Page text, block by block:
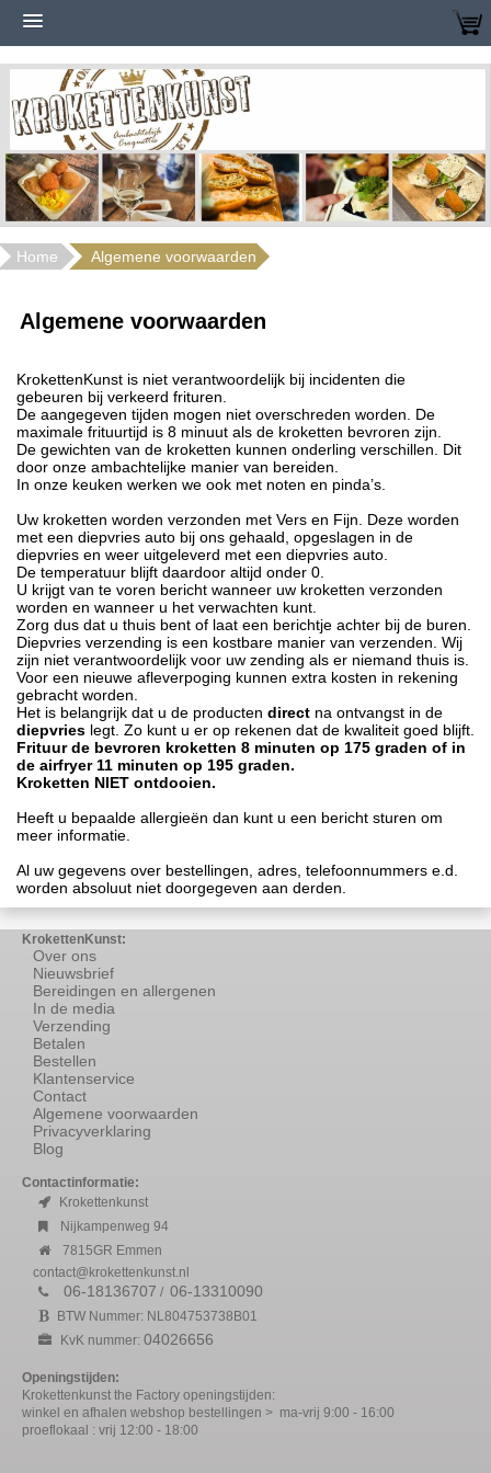
Home Algemene voorwaarden
Algemene voorwaarden
KrokettenKunst is niet verantwoordelijk bij incidenten die
gebeuren bij verkeerd frituren.
De aangegeven tijden mogen niet overschreden worden. De
maximale frituurtijd is 8 minuut als de kroketten bevroren zijn.
De gewichten van de kroketten kunnen onderling verschillen. Dit
door onze ambachtelijke manier van bereiden.
In onze keuken werken we ook met noten en pinda’s.
Uw kroketten worden verzonden met Vers en Fijn. Deze worden
met een diepvries auto bij ons gehaald, opgeslagen in de
diepvries en weer uitgeleverd met een diepvries auto.
De temperatuur blijft daardoor altijd onder 0.
U krijgt van te voren bericht wanneer uw kroketten verzonden
worden en wanneer u het verwachten kunt.
Zorg dus dat u thuis bent of laat een berichtje achter bij de buren.
Diepvries verzending is een kostbare manier van verzenden. Wij
zijn niet verantwoordelijk voor uw zending als er niemand thuis is.
Voor een nieuwe afleverpoging kunnen extra kosten in rekening
gebracht worden.
Het is belangrijk dat u de producten direct na ontvangst in de
diepvries legt. Zo kunt u er op rekenen dat de kwaliteit goed blijft.
Frituur de bevroren kroketten 8 minuten op 175 graden of in
de airfryer 11 minuten op 195 graden.
Kroketten NIET ontdooien.
Heeft u bepaalde allergieën dan kunt u een bericht sturen om
meer informatie.
Al uw gegevens over bestellingen, adres, telefoonnummers e.d.
worden absoluut niet doorgegeven aan derden.
KrokettenKunst:
Over ons
Nieuwsbrief
Bereidingen en allergenen
In de media
Verzending
Betalen
Bestellen
Klantenservice
Contact
Algemene voorwaarden
Privacyverklaring
Blog
Contactinformatie:
Krokettenkunst
Nijkampenweg 94
7815GR Emmen
contact@krokettenkunst.nl
06-18136707 / 06-13310090
BTW Nummer: NL804753738B01
KvK nummer: 04026656
Openingstijden:
Krokettenkunst the Factory openingstijden:
winkel en afhalen webshop bestellingen > ma-vrij 9:00 - 16:00
proeflokaal : vrij 12:00 - 18:00